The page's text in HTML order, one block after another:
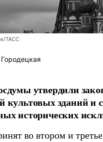
ТАСС
утвердили
культовых зданий и
исторических
во втором и